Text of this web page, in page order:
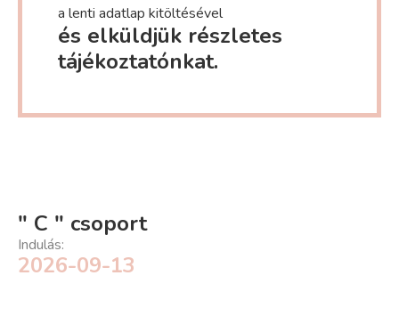
a lenti adatlap kitöltésével
és elküldjük részletes
tájékoztatónkat.
" C " csoport
Indulás:
2026-09-13